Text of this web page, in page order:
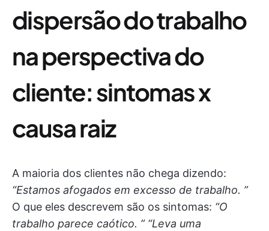
dispersão do trabalho
na perspectiva do
cliente: sintomas x
causa raiz
A maioria dos clientes não chega dizendo:
“Estamos afogados em excesso de trabalho. ”
O que eles descrevem são os sintomas: “O
trabalho parece caótico. ” “Leva uma